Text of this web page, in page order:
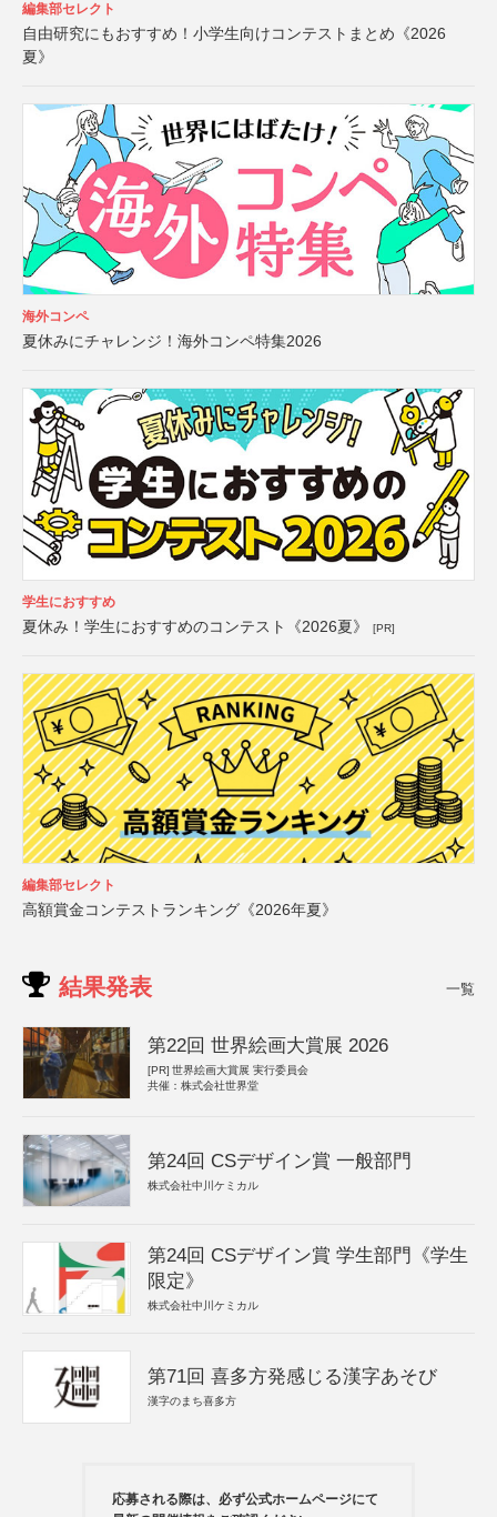
編集部セレクト
自由研究にもおすすめ！小学生向けコンテストまとめ《2026
夏》
海外コンペ
夏休みにチャレンジ！海外コンペ特集2026
学生におすすめ
夏休み！学生におすすめのコンテスト《2026夏》 [PR]
編集部セレクト
高額賞金コンテストランキング《2026年夏》
結果発表 一覧
第22回 世界絵画大賞展 2026
[PR] 世界絵画大賞展 実行委員会
共催：株式会社世界堂
第24回 CSデザイン賞 一般部門
株式会社中川ケミカル
第24回 CSデザイン賞 学生部門《学生
限定》
株式会社中川ケミカル
第71回 喜多方発感じる漢字あそび
漢字のまち喜多方
応募される際は、必ず公式ホームページにて